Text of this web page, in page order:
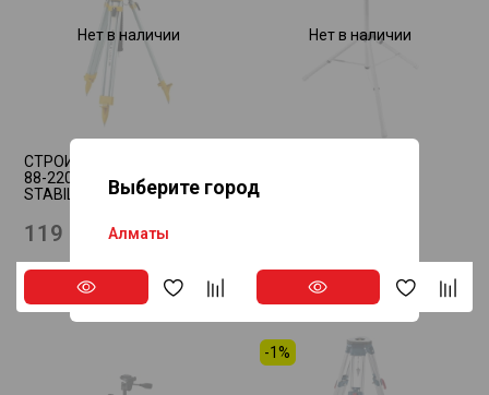
Выберите город
Алматы
Астана
Нет в наличии
СТРОИТЕЛЬНЫЙ ШТАТИВ
88-220 СМ BST-K-L 2011
STABILA 18194
119 065 ₸
Нет в наличии
-1%